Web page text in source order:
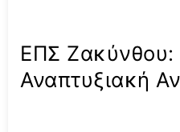
ΕΠΣ
Αναπτυξιακή